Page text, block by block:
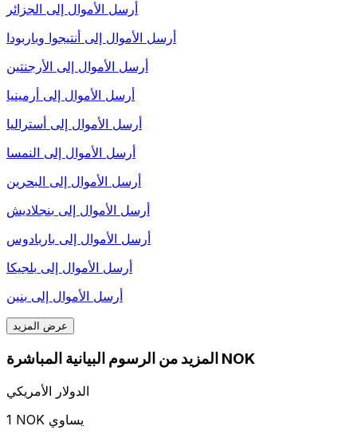
أرسل الأموال إلى الجزائر
أرسل الأموال إلى أنتيجوا وباربودا
أرسل الأموال إلى الأرجنتين
أرسل الأموال إلى أرمينيا
أرسل الأموال إلى أستراليا
أرسل الأموال إلى النمسا
أرسل الأموال إلى البحرين
أرسل الأموال إلى بنجلاديش
أرسل الأموال إلى باربادوس
أرسل الأموال إلى بلجيكا
أرسل الأموال إلى بنين
عرض المزيد
المزيد من الرسوم البيانية المباشرة NOK
الدولار الأمريكي
1 NOK يساوي